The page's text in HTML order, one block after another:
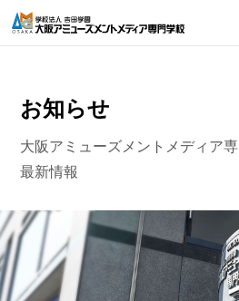
お知らせ
大阪アミューズメントメディア
最新情報